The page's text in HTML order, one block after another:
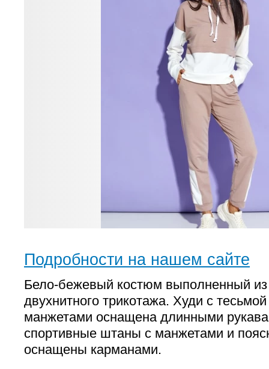
Подробности на нашем сайте
Бело-бежевый костюм выполненный из
двухнитного трикотажа. Худи с
манжетами оснащена длинными
спортивные штаны с манжетами и
оснащены карманами.